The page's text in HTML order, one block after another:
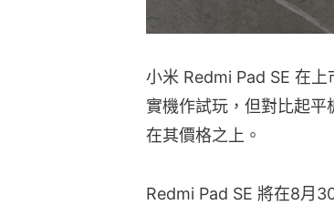
小米 Redmi Pad SE 在
實機作試玩，但對比起
在其價格之上。
Redmi Pad SE 將在8月